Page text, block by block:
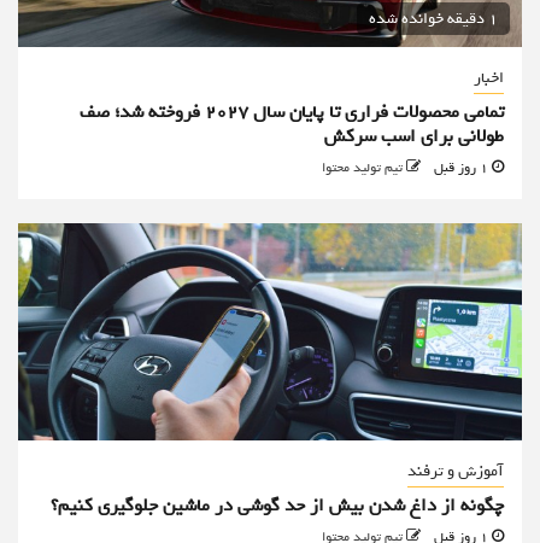
1 دقیقه خوانده شده
اخبار
تمامی محصولات فراری تا پایان سال ۲۰۲۷ فروخته شد؛ صف
طولانی برای اسب سرکش
تیم تولید محتوا
آموزش و ترفند
چگونه از داغ شدن بیش از حد گوشی در ماشین جلوگیری کنیم؟
تیم تولید محتوا